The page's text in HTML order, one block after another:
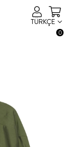
TÜRKÇE
0